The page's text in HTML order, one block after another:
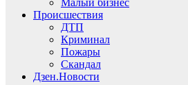
Малый бизнес
Происшествия
ДТП
Криминал
Пожары
Скандал
Дзен.Новости